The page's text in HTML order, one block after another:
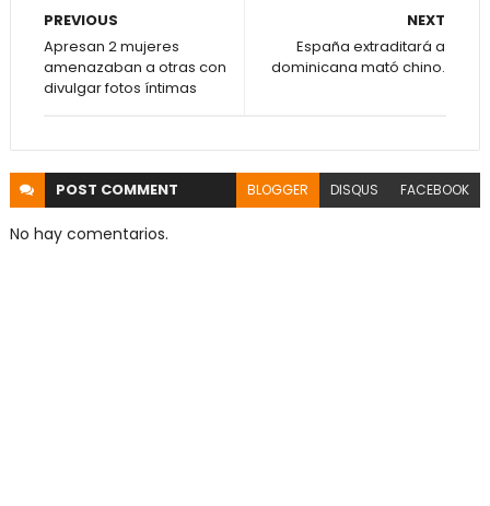
NEXT
España extraditará a
dominicana mató chino.
PREVIOUS
Apresan 2 mujeres
amenazaban a otras con
divulgar fotos íntimas
POST COMMENT BLOGGER DISQUS FACEBOOK
No hay comentarios.